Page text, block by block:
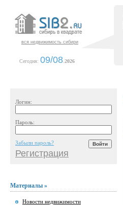
вся недвижимость сибири
Сегодня: 09/08 2026
Логин:
Пароль:
Забыли пароль?
Регистрация
Материалы »
Новости недвижимости